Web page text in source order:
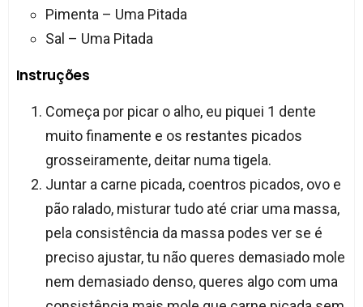
Pimenta – Uma Pitada
Sal – Uma Pitada
Instruções
Começa por picar o alho, eu piquei 1 dente
muito finamente e os restantes picados
grosseiramente, deitar numa tigela.
Juntar a carne picada, coentros picados, ovo e
pão ralado, misturar tudo até criar uma massa,
pela consistência da massa podes ver se é
preciso ajustar, tu não queres demasiado mole
nem demasiado denso, queres algo com uma